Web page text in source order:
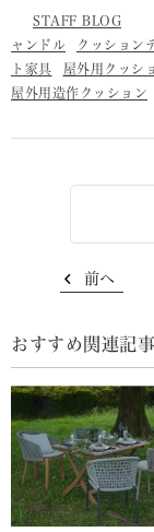
STAFF BLOG
ャンドル
クッション
ト家具
屋外用クッシ
屋外用造作クッション
前へ
おすすめ関連記事